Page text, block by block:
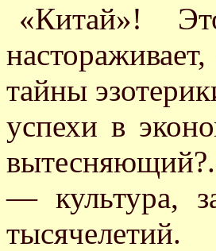
«Китай»!
тайны
успехи в
— культура,
тысячелетий.